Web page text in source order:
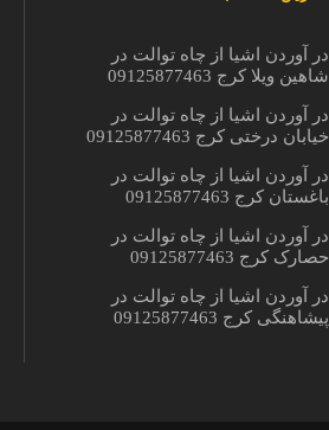
در آوردن اشیا از چاه توالت در
شاهین ویلا کرج 09125877463
در آوردن اشیا از چاه توالت در
خیابان درختی کرج 09125877463
در آوردن اشیا از چاه توالت در
باغستان کرج 09125877463
در آوردن اشیا از چاه توالت در
حصارک کرج 09125877463
در آوردن اشیا از چاه توالت در
پیشاهنگی کرج 09125877463